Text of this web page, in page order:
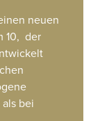
neuen
10, der
bei